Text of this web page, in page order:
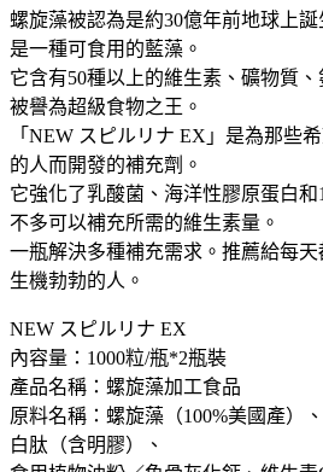
ピ
ル
リ
ナ
EX
螺
旋
藻
食
用
藍
綠
藻
1000
粒/
瓶
*2
螺旋藻被認為是約30億年前地球上
是一種可食用的藍藻。
它含有50種以上的維生素、礦物質
被譽為超級食物之王。
「NEW スピルリナ EX」是為那些
的人而開發的補充劑。
它強化了乳酸菌、海洋性膠原蛋白
不多可以補充所需的維生素量。
一瓶解決多種補充需求。推薦給每天
生機勃勃的人。
NEW スピルリナ EX
內容量：1000粒/瓶*2瓶裝
產品名稱：螺旋藻加工食品
原料名稱：螺旋藻（100%美國產）
白肽（含明膠）、